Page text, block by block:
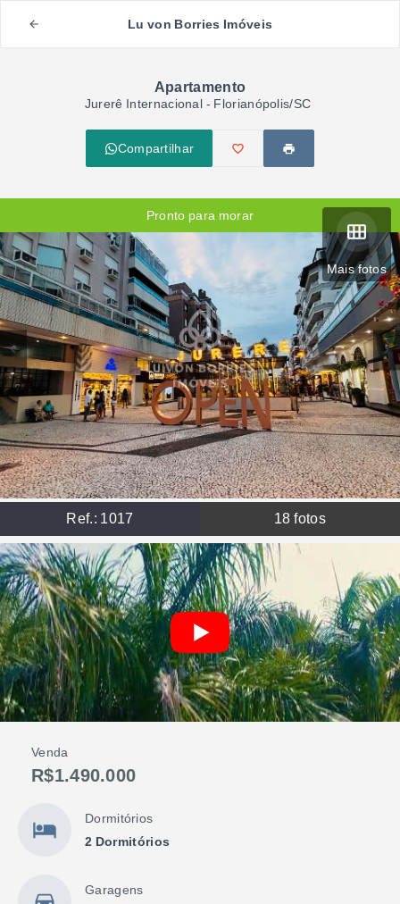
Lu von Borries Imóveis
Apartamento
Jurerê Internacional - Florianópolis/SC
Compartilhar
Mais fotos
Ref.: 1017 18 fotos
Pronto para morar
Venda
R$1.490.000
Dormitórios
2 Dormitórios
Garagens